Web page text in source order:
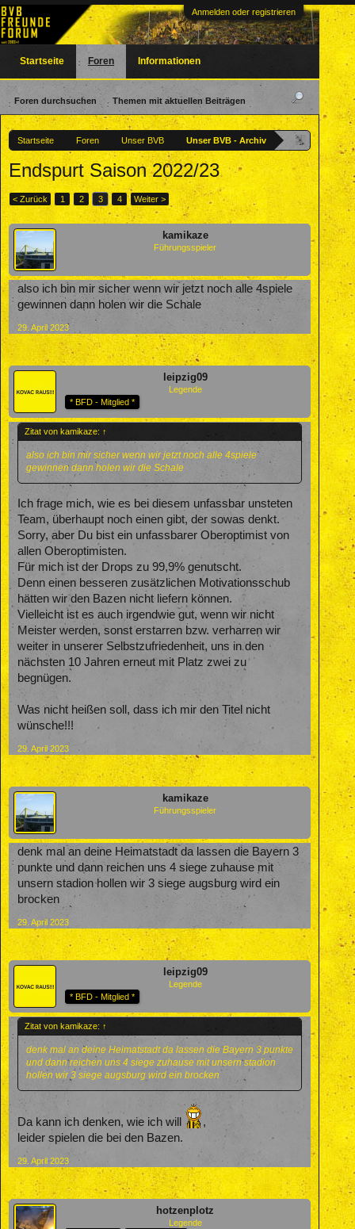
Anmelden oder registrieren
Startseite Foren Unser BVB Unser BVB - Archiv
Endspurt Saison 2022/23
< Zurück 1 2 3 4 Weiter >
kamikaze
Führungsspieler
also ich bin mir sicher wenn wir jetzt noch alle 4spiele
gewinnen dann holen wir die Schale
29. April 2023
leipzig09
Legende
* BFD - Mitglied *
Zitat von kamikaze: ↑
also ich bin mir sicher wenn wir jetzt noch alle 4spiele
gewinnen dann holen wir die Schale
Ich frage mich, wie es bei diesem unfassbar unsteten
Team, überhaupt noch einen gibt, der sowas denkt.
Sorry, aber Du bist ein unfassbarer Oberoptimist von
allen Oberoptimisten.
Für mich ist der Drops zu 99,9% genutscht.
Denn einen besseren zusätzlichen Motivationsschub
hätten wir den Bazen nicht liefern können.
Vielleicht ist es auch irgendwie gut, wenn wir nicht
Meister werden, sonst erstarren bzw. verharren wir
weiter in unserer Selbstzufriedenheit, uns in den
nächsten 10 Jahren erneut mit Platz zwei zu
begnügen.
Was nicht heißen soll, dass ich mir den Titel nicht
wünsche!!!
29. April 2023
kamikaze
Führungsspieler
denk mal an deine Heimatstadt da lassen die Bayern 3
punkte und dann reichen uns 4 siege zuhause mit
unsern stadion hollen wir 3 siege augsburg wird ein
brocken
29. April 2023
leipzig09
Legende
* BFD - Mitglied *
Zitat von kamikaze: ↑
denk mal an deine Heimatstadt da lassen die Bayern 3 punkte
und dann reichen uns 4 siege zuhause mit unsern stadion
hollen wir 3 siege augsburg wird ein brocken
Da kann ich denken, wie ich will
,
leider spielen die bei den Bazen.
29. April 2023
hotzenplotz
Legende
Startseite Foren
Foren durchsuchen Themen mit aktuellen Beiträgen
Informationen